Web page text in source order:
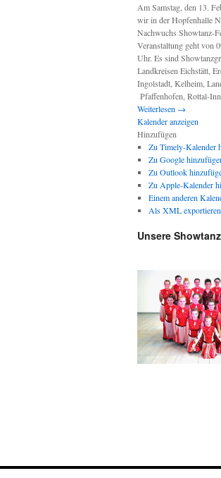
Am Samstag, den 13.
wir in der Hopfenhalle
Nachwuchs Showtanz-
Veranstaltung geht von
Uhr. Es sind
Landkreisen Eichstätt,
Ingolstadt, Kelheim,
Pfaffenhofen, Rottal-
Weiterlesen →
Kalender anzeigen
Hinzufügen
Zu Timely-Kalender
Zu Google
Zu Outlook
Zu Apple-Kalender
Einem anderen
Als XML exportieren
Unsere